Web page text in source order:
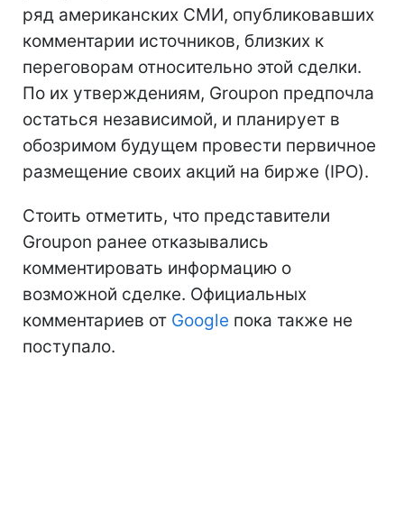
ряд американских СМИ, опубликовавших
комментарии источников, близких к
переговорам относительно этой сделки.
По их утверждениям, Groupon предпочла
остаться независимой, и планирует в
обозримом будущем провести первичное
размещение своих акций на бирже (IPO).
Стоить отметить, что представители
Groupon ранее отказывались
комментировать информацию о
возможной сделке. Официальных
комментариев от Google пока также не
поступало.